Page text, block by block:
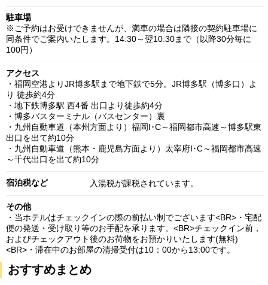
駐車場
※ご予約はお受けできませんが、満車の場合は隣接の契約駐車場に
同条件でご案内いたします。14:30～翌10:30まで（以降30分毎に
100円）
アクセス
・福岡空港よりJR博多駅まで地下鉄で5分。JR博多駅（博多口）よ
り 徒歩約4分
・地下鉄博多駅 西4番 出口より徒歩約4分
・博多バスターミナル（バスセンター）裏
・九州自動車道（本州方面より）福岡I･C～福岡都市高速～博多駅東
出口を出て約10分
・九州自動車道（熊本・鹿児島方面より）太宰府I･C～福岡都市高速
～千代出口を出て約10分
宿泊税など 入湯税が課税されています。
その他
・当ホテルはチェックインの際の前払い制でございます<BR>・宅配
便の発送・受け取り等のお手配を承ります。<BR>チェックイン前，
およびチェックアウト後のお荷物をお預かりいたします(無料)
<BR>・滞在中のお部屋の清掃受付は10：00から13:00です。
おすすめまとめ